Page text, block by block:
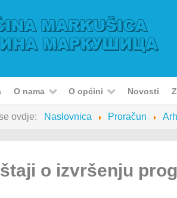
O nama O općini Novosti
ovdje: Naslovnica Proračun
o izvršenju